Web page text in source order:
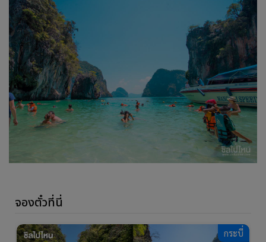
จองตั๋วที่นี่
กระบี่